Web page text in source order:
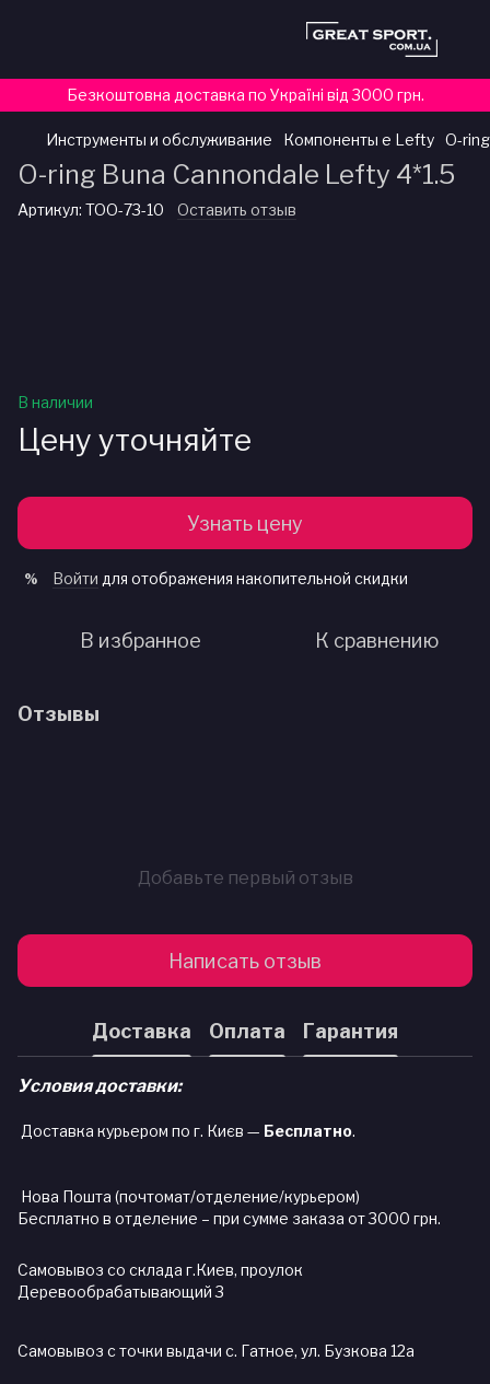
Безкоштовна доставка по Україні від 3000 грн.
Инструменты и обслуживание Компоненты e Lefty O-
O-ring Buna Cannondale Lefty 4*1.5
Артикул: TOO-73-10 Оставить отзыв
В наличии
Цену уточняйте
Узнать цену
% Войти для отображения накопительной скидки
В избранное К сравнению
Отзывы
Добавьте первый отзыв
Написать отзыв
Доставка Оплата Гарантия
Условия доставки:
Доставка курьером по г. Києв — Бесплатно.
Нова Пошта (почтомат/отделение/курьером)
Бесплатно в отделение – при сумме заказа от 3000 грн.
Самовывоз со склада г.Киев, проулок
Деревообрабатывающий 3
Самовывоз с точки выдачи с. Гатное, ул. Бузкова 12а